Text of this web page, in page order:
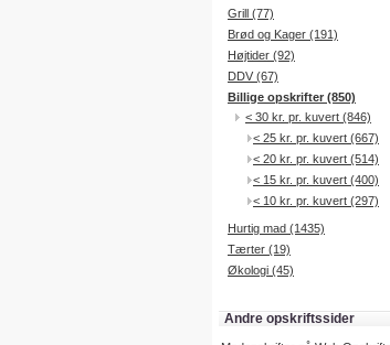
Grill (77)
Brød og Kager (191)
Højtider (92)
DDV (67)
Billige opskrifter (850)
< 30 kr. pr. kuvert (846)
< 25 kr. pr. kuvert (667)
< 20 kr. pr. kuvert (514)
< 15 kr. pr. kuvert (400)
< 10 kr. pr. kuvert (297)
Hurtig mad (1435)
Tærter (19)
Økologi (45)
Andre opskriftssider